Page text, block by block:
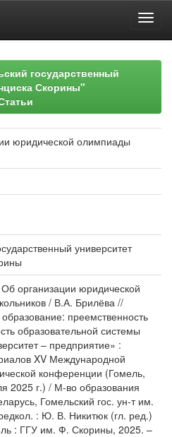
государственный
Скорины"
юридической олимпиады
университет
организации юридической
/ В.А. Брилёва //
преемственность
образовательной системы
– предприятие» :
XV Международной
конференции (Гомель,
2025 г.) / М-во образования
Гомельский гос. ун-т им.
: Ю. В. Никитюк (гл. ред.)
: ГГУ им. Ф. Скорины, 2025. –